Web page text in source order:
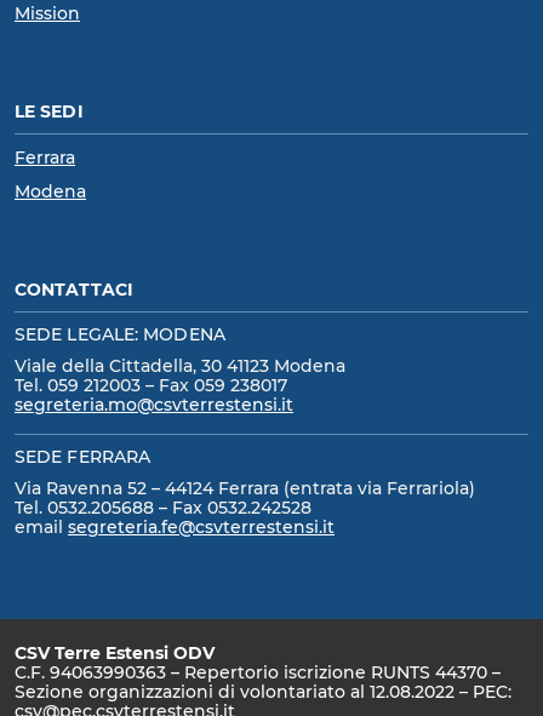
Mission
LE SEDI
Ferrara
Modena
CONTATTACI
SEDE LEGALE: MODENA
Viale della Cittadella, 30 41123 Modena
Tel. 059 212003 – Fax 059 238017
segreteria.mo@csvterrestensi.it
SEDE FERRARA
Via Ravenna 52 – 44124 Ferrara (entrata via Ferrariola)
Tel. 0532.205688 – Fax 0532.242528
email segreteria.fe@csvterrestensi.it
CSV Terre Estensi ODV
C.F. 94063990363 – Repertorio iscrizione RUNTS 44370 –
Sezione organizzazioni di volontariato al 12.08.2022 – PEC:
csv@pec.csvterrestensi.it